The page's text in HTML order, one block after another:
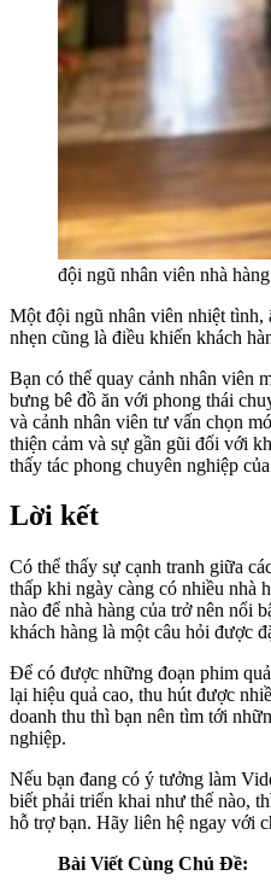
đội ngũ nhân viên nhà hàng
Một đội ngũ nhân viên nhiệt tình,
nhẹn cũng là điều khiến khách
Bạn có thể quay cảnh nhân viên
bưng bê đồ ăn với phong thái
và cảnh nhân viên tư vấn chọn
thiện cảm và sự gần gũi đối với
thấy tác phong chuyên nghiệp
Lời kết
Có thể thấy sự cạnh tranh giữa
thấp khi ngày càng có nhiều nhà
nào để nhà hàng của trở nên nổi
khách hàng là một câu hỏi được
Để có được những đoạn phim
lại hiệu quả cao, thu hút được
doanh thu thì bạn nên tìm tới
nghiệp.
Nếu bạn đang có ý tưởng làm
biết phải triển khai như thế nào,
hỗ trợ bạn. Hãy liên hệ ngay với
Bài Viết Cùng Chủ Đề: